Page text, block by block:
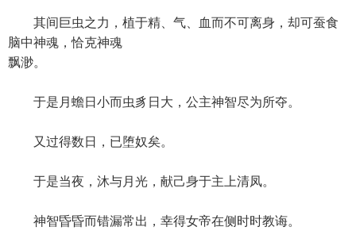
其间巨虫之力，植于精、气、血而不可离身，却可蚕食
脑中神魂，恰克神魂
飘渺。
于是月蟾日小而虫豸日大，公主神智尽为所夺。
又过得数日，已堕奴矣。
于是当夜，沐与月光，献己身于主上清凤。
神智昏昏而错漏常出，幸得女帝在侧时时教诲。